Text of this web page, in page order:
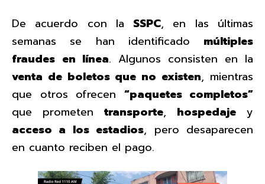
De acuerdo con la SSPC, en las últimas
semanas se han identificado múltiples
fraudes en línea. Algunos consisten en la
venta de boletos que no existen, mientras
que otros ofrecen “paquetes completos”
que prometen transporte, hospedaje y
acceso a los estadios, pero desaparecen
en cuanto reciben el pago.